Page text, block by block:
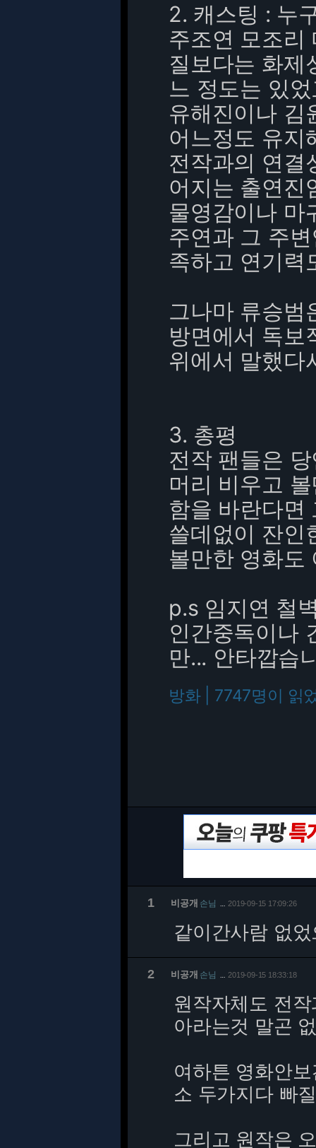
2. 캐스팅 : 누
주조연 모조리
질보다는 화제
느 정도는 있
유해진이나 김
어느정도 유지
전작과의 연결
어지는 출연진
물영감이나 마
주연과 그 주
족하고 연기력
그나마 류승범
방면에서 독보
위에서 말했다
3. 총평
전작 팬들은
머리 비우고
함을 바란다면
쓸데없이 잔인
볼만한 영화도
p.s 임지연 철
인간중독이나
만... 안타깝습
방화 | 7747명이 읽
1 비공개 손님 2019-09-15 17:09:26
같이간사람 없
2 비공개 손님 2019-09-15 18:33:18
원작자체도 전
아라는것 말곤
여하튼 영화안
소 두가지다 빠
그리고 원작은